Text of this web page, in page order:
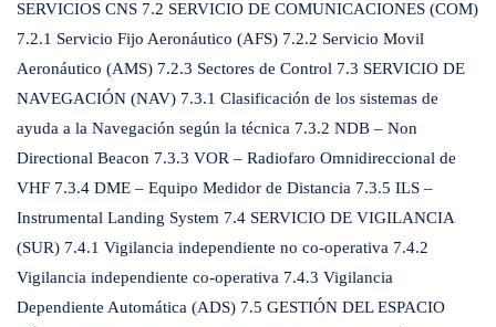
SERVICIOS CNS 7.2 SERVICIO DE COMUNICACIONES (COM)
7.2.1 Servicio Fijo Aeronáutico (AFS) 7.2.2 Servicio Movil
Aeronáutico (AMS) 7.2.3 Sectores de Control 7.3 SERVICIO DE
NAVEGACIÓN (NAV) 7.3.1 Clasificación de los sistemas de
ayuda a la Navegación según la técnica 7.3.2 NDB – Non
Directional Beacon 7.3.3 VOR – Radiofaro Omnidireccional de
VHF 7.3.4 DME – Equipo Medidor de Distancia 7.3.5 ILS –
Instrumental Landing System 7.4 SERVICIO DE VIGILANCIA
(SUR) 7.4.1 Vigilancia independiente no co-operativa 7.4.2
Vigilancia independiente co-operativa 7.4.3 Vigilancia
Dependiente Automática (ADS) 7.5 GESTIÓN DEL ESPACIO